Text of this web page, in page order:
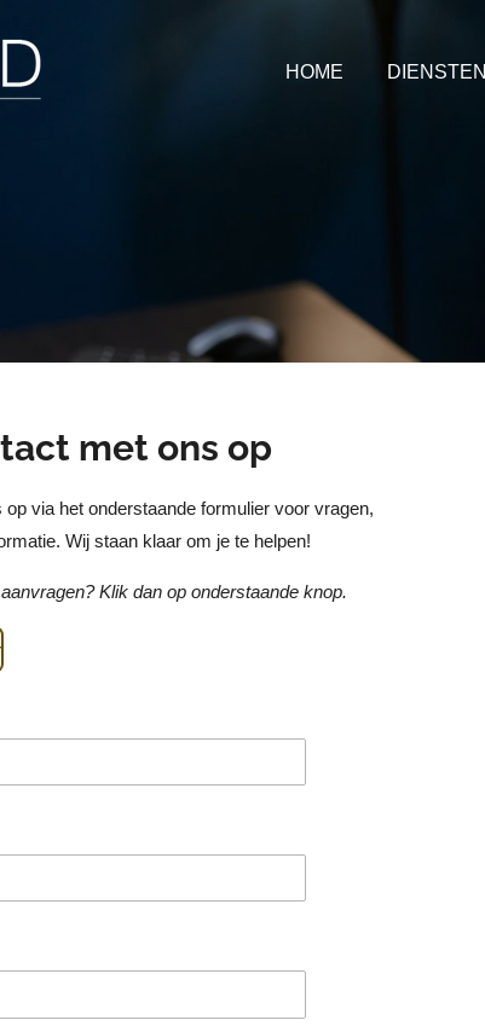
HOME DIENSTEN
met ons op
via het onderstaande formulier voor vragen,
Wij staan klaar om je te helpen!
Klik dan op onderstaande knop.